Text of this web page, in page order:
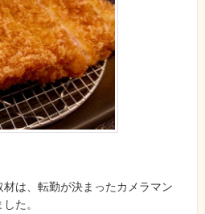
は、転勤が決まったカメラマン
た。